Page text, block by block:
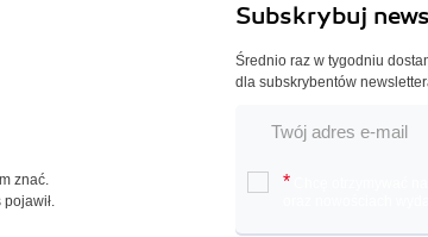
znać.
Subskrybuj
Średnio raz w tygodniu
dla subskrybentów
*